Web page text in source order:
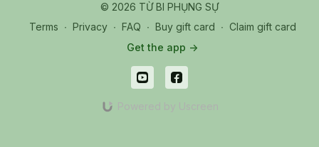
© 2026 TỪ BI PHỤNG SỰ
Terms ∙ Privacy ∙ FAQ ∙ Buy gift card ∙ Claim gift card
Get the app ->
Powered by Uscreen